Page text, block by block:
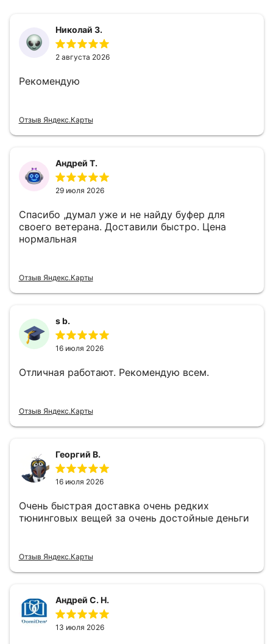
Николай З.
2 августа 2026
Рекомендую
Отзыв Яндекс.Карты
Андрей Т.
29 июля 2026
Спасибо ,думал уже и не найду буфер для
своего ветерана. Доставили быстро. Цена
нормальная
Отзыв Яндекс.Карты
s b.
16 июля 2026
Отличная работают. Рекомендую всем.
Отзыв Яндекс.Карты
Георгий В.
16 июля 2026
Очень быстрая доставка очень редких
тюнинговых вещей за очень достойные деньги
Отзыв Яндекс.Карты
Андрей С. Н.
13 июля 2026